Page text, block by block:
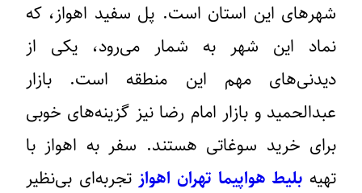
شهرهای این استان است. پل سفید اهواز، که
نماد این شهر به شمار می‌رود، یکی از
دیدنی‌های مهم این منطقه است. بازار
عبدالحمید و بازار امام رضا نیز گزینه‌های خوبی
برای خرید سوغاتی هستند. سفر به اهواز با
تهیه بلیط هواپیما تهران اهواز تجربه‌ای بی‌نظیر